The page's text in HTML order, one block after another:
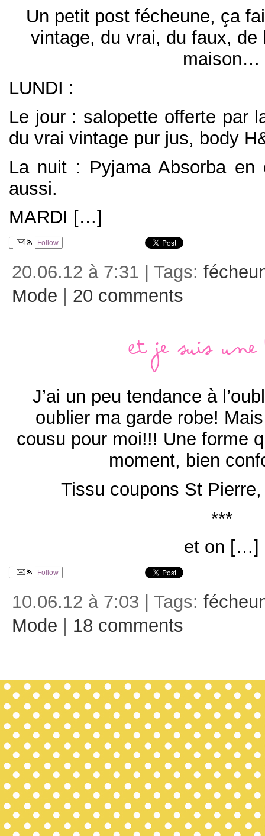
Un petit post fécheune, ça
vintage, du vrai, du faux, de
maison…
LUNDI :
Le jour : salopette offerte par
du vrai vintage pur jus, body
La nuit : Pyjama Absorba en
aussi.
MARDI […]
Follow
20.06.12 à 7:31 | Tags:
Mode
20 comments
Et je suis
J’ai un peu tendance à
oublier ma garde robe!
cousu pour moi!!! Une forme
moment, bien
Tissu coupons St
***
et on […]
Follow
10.06.12 à 7:03 | Tags:
Mode
18 comments